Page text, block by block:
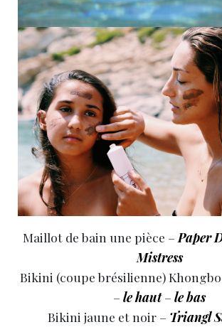
Maillot de bain une pièce – Paper
Mistress
Bikini (coupe brésilienne)
– le haut– le bas
Bikini jaune et noir – Triangl